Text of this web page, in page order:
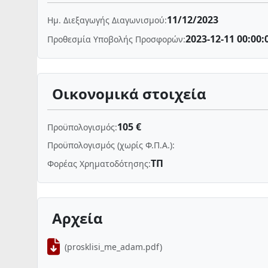
Ημ. Διεξαγωγής Διαγωνισμού:11/12/2023
Προθεσμία Υποβολής Προσφορών:2023-12-11
Οικονομικά στοιχεία
Προϋπολογισμός:105 €
Προϋπολογισμός (χωρίς Φ.Π.Α.):
Φορέας Χρηματοδότησης:ΤΠ
Αρχεία
(prosklisi_me_adam.pdf)